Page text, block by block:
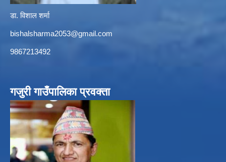
डा. विशाल शर्मा
bishalsharma2053@gmail.com
9867213492
गजुरी गाउँपालिका प्रवक्ता